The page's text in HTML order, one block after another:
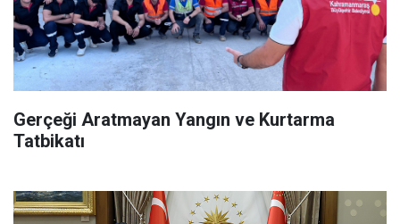
Gerçeği Aratmayan Yangın ve Kurtarma
Tatbikatı